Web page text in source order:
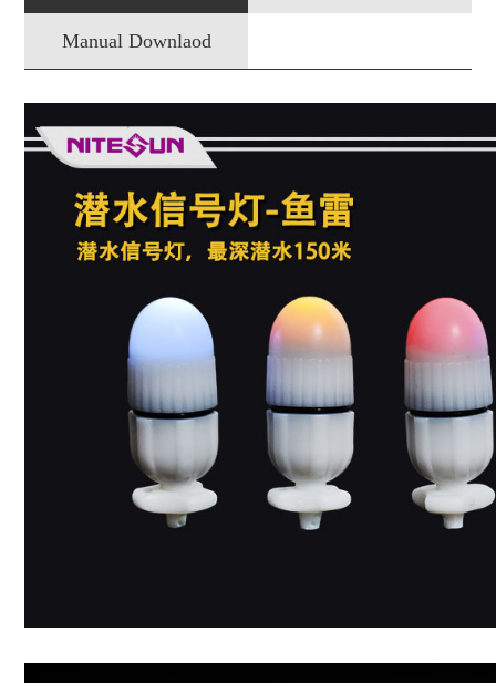
Manual Downlaod